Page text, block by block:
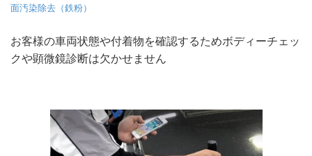
面汚染除去（鉄粉）
お客様の車両状態や付着物を確認するためボディーチェッ
クや顕微鏡診断は欠かせません